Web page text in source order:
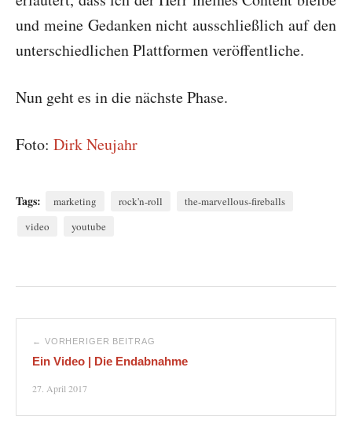
und meine Gedanken nicht ausschließlich auf den
unterschiedlichen Plattformen veröffentliche.
Nun geht es in die nächste Phase.
Foto: Dirk Neujahr
Tags: marketing rock'n-roll
the-marvellous-fireballs
video
youtube
← VORHERIGER BEITRAG
Ein Video | Die Endabnahme
27. April 2017